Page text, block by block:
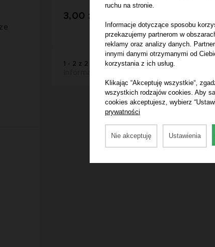
3,00 zł
1 - 2 z 2 ofert
ruchu na stronie.
Informacje dotyczące sposobu
przekazujemy partnerom w
reklamy oraz analizy danych.
innymi danymi otrzymanymi od
korzystania z ich usług.
Klikając “Akceptuję wszystkie“,
wszystkich rodzajów cookies. Aby
cookies akceptujesz, wybierz
prywatności
Nie akceptuję Ustawienia